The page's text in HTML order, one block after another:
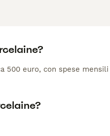
500 euro, con spese